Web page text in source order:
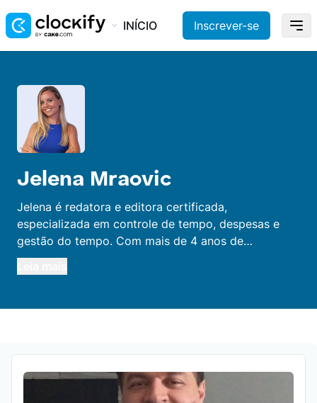
INÍCIO Inscrever-se
Jelena Mraovic
Jelena é redatora e editora certificada,
especializada em controle de tempo, despesas e
gestão do tempo. Com mais de 4 anos de
experiência nessas áreas, ela aprendeu muito e está
sempre disposta a compartilhar esse conhecimento.
Jelena já trabalhou como professora de inglês e
Além de redatora publicitária, ela também trabalha
como editora, revisando os textos de seus colegas